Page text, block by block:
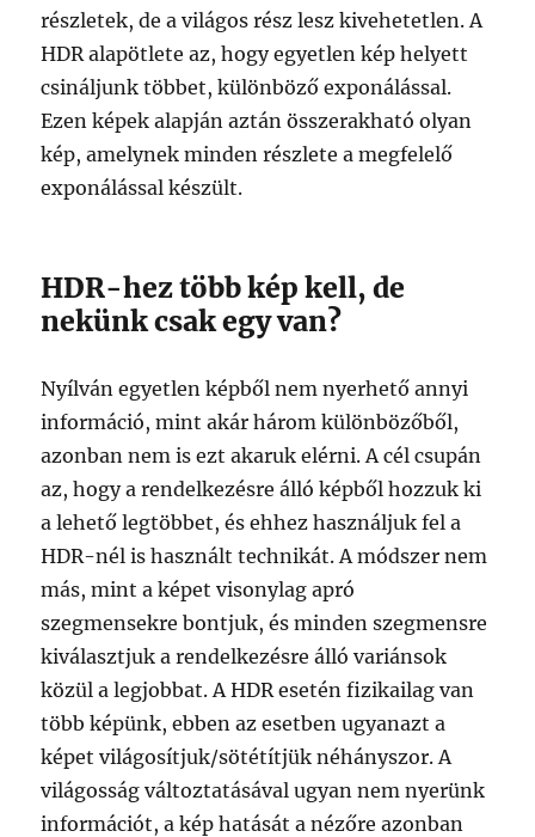
részletek, de a világos rész lesz kivehetetlen. A
HDR alapötlete az, hogy egyetlen kép helyett
csináljunk többet, különböző exponálással.
Ezen képek alapján aztán összerakható olyan
kép, amelynek minden részlete a megfelelő
exponálással készült.
HDR-hez több kép kell, de
nekünk csak egy van?
Nyílván egyetlen képből nem nyerhető annyi
információ, mint akár három különbözőből,
azonban nem is ezt akaruk elérni. A cél csupán
az, hogy a rendelkezésre álló képből hozzuk ki
a lehető legtöbbet, és ehhez használjuk fel a
HDR-nél is használt technikát. A módszer nem
más, mint a képet visonylag apró
szegmensekre bontjuk, és minden szegmensre
kiválasztjuk a rendelkezésre álló variánsok
közül a legjobbat. A HDR esetén fizikailag van
több képünk, ebben az esetben ugyanazt a
képet világosítjuk/sötétítjük néhányszor. A
világosság változtatásával ugyan nem nyerünk
információt, a kép hatását a nézőre azonban